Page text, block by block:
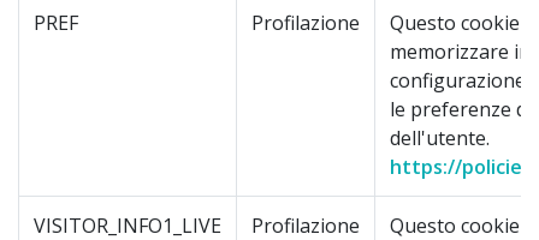
PREF Profilazione
Questo cookie
memorizzare
configurazione
le preferenze
dell'utente.
https://
VISITOR_INFO1_LIVE Profilazione
Questo cookie